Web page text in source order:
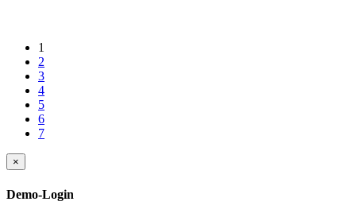
1
2
3
4
5
6
7
×
Demo-Login